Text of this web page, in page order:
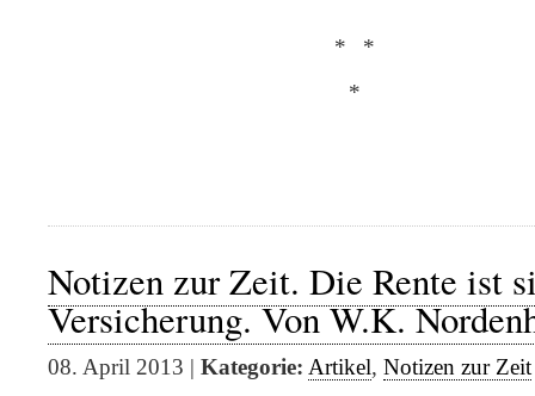
*
*
*
Notizen zur Zeit. Die Rente ist
Versicherung. Von W.K.
08. April 2013 | Kategorie: Artikel, Notizen zur Zeit